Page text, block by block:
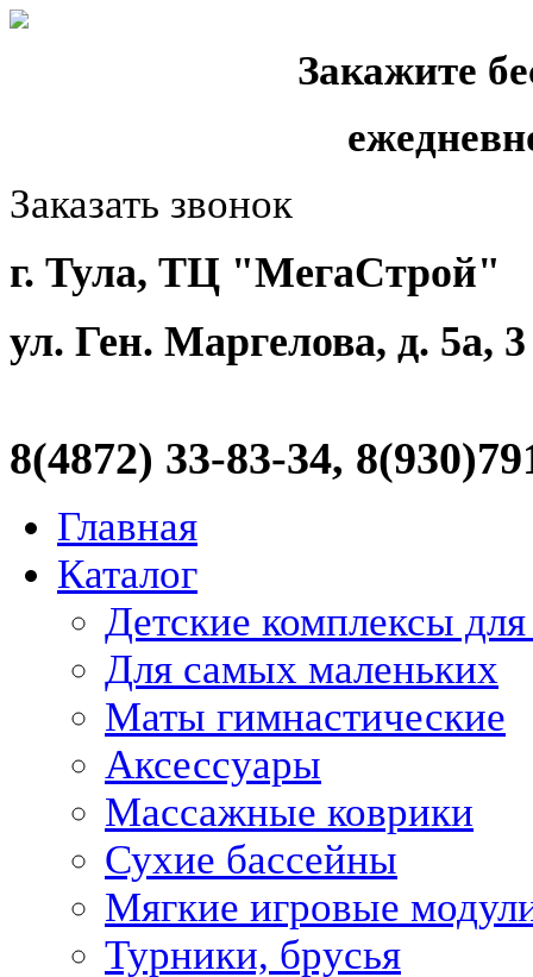
Закажите
Заказать звонок
г. Тула, ТЦ "МегаСтрой"
ул. Ген. Маргелова, д. 5а,
8(4872) 33-83-34,
Главная
Каталог
Детские комплексы
Для самых маленьких
Маты гимнастические
Аксессуары
Массажные коврики
Сухие бассейны
Мягкие игровые
Турники, брусья